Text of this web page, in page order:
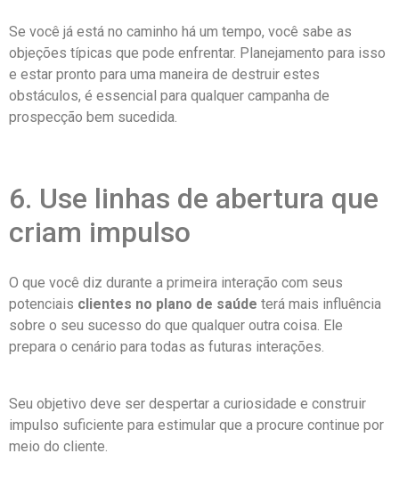
Se você já está no caminho há um tempo, você sabe as
objeções típicas que pode enfrentar. Planejamento para isso
e estar pronto para uma maneira de destruir estes
obstáculos, é essencial para qualquer campanha de
prospecção bem sucedida.
6. Use linhas de abertura que
criam impulso
O que você diz durante a primeira interação com seus
potenciais clientes no plano de saúde terá mais influência
sobre o seu sucesso do que qualquer outra coisa. Ele
prepara o cenário para todas as futuras interações.
Seu objetivo deve ser despertar a curiosidade e construir
impulso suficiente para estimular que a procure continue por
meio do cliente.